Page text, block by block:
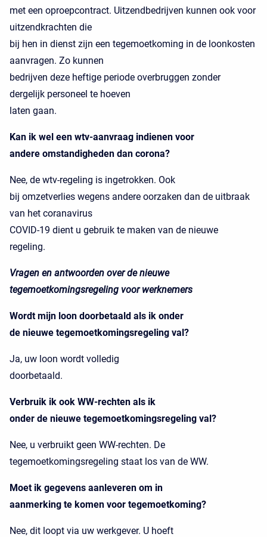
met een oproepcontract. Uitzendbedrijven kunnen ook voor
uitzendkrachten die
bij hen in dienst zijn een tegemoetkoming in de loonkosten
aanvragen. Zo kunnen
bedrijven deze heftige periode overbruggen zonder
dergelijk personeel te hoeven
laten gaan.
Kan ik wel een wtv-aanvraag indienen voor
andere omstandigheden dan corona?
Nee, de wtv-regeling is ingetrokken. Ook
bij omzetverlies wegens andere oorzaken dan de uitbraak
van het coranavirus
COVID-19 dient u gebruik te maken van de nieuwe
regeling.
Vragen en antwoorden over de nieuwe
tegemoetkomingsregeling voor werknemers
Wordt mijn loon doorbetaald als ik onder
de nieuwe tegemoetkomingsregeling val?
Ja, uw loon wordt volledig
doorbetaald.
Verbruik ik ook WW-rechten als ik
onder de nieuwe tegemoetkomingsregeling val?
Nee, u verbruikt geen WW-rechten. De
tegemoetkomingsregeling staat los van de WW.
Moet ik gegevens aanleveren om in
aanmerking te komen voor tegemoetkoming?
Nee, dit loopt via uw werkgever. U hoeft